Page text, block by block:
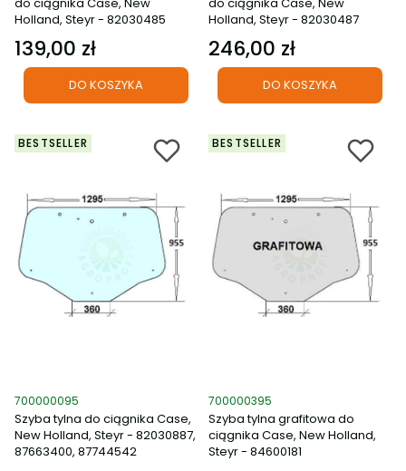
Holland, Steyr - 82030485
Cena
139,00 zł
DO KOSZYKA
Holland, Steyr - 82030487
Cena
246,00 zł
DO KOSZYKA
BESTSELLER
Kod produktu
700000095
Szyba tylna do ciągnika Case,
New Holland, Steyr - 82030887,
87663400, 87744542
BESTSELLER
Kod produktu
700000395
Szyba tylna grafitowa do
ciągnika Case, New Holland,
Steyr - 84600181